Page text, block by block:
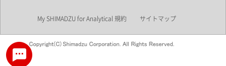
My SHIMADZU for Analytical 規約 サイトマップ